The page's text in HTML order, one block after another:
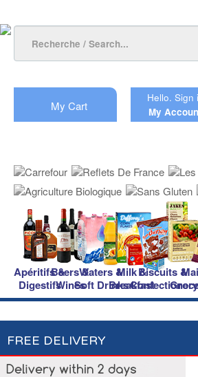
My Cart
Hello. Sign
My
Apéritifs &
Digestifs
Beers &
Wines
Waters &
Soft Drinks
Milk &
Breakfast
Biscuits &
Confectionery
FREE DELIVERY